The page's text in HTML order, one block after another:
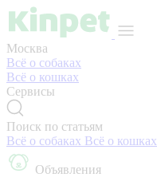
Москва
Всё о собаках
Всё о кошках
Сервисы
Поиск по статьям
Всё о собаках Всё о кошках
Объявления